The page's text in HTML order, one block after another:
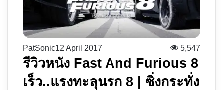
PatSonic12 April 2017 5,547
รีวิวหนัง Fast And Furious 8
เร็ว..แรงทะลุนรก 8 | ซิ่งกระทั่ง